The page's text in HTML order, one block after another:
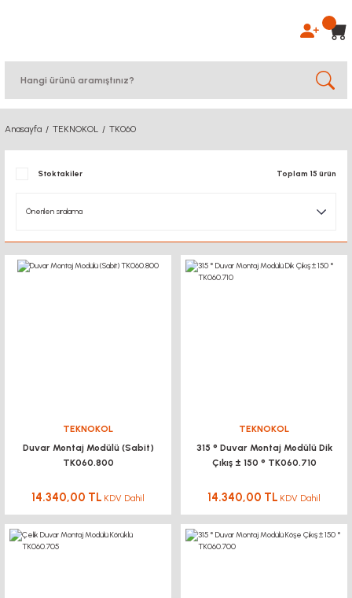
Anasayfa TEKNOKOL TK060
Stoktakiler Toplam 15 ürün
TEKNOKOL
Duvar Montaj Modülü (Sabit)
TK060.800
14.340,00 TL KDV Dahil
TEKNOKOL
315 ° Duvar Montaj Modülü Dik
Çıkış ± 150 ° TK060.710
14.340,00 TL KDV Dahil